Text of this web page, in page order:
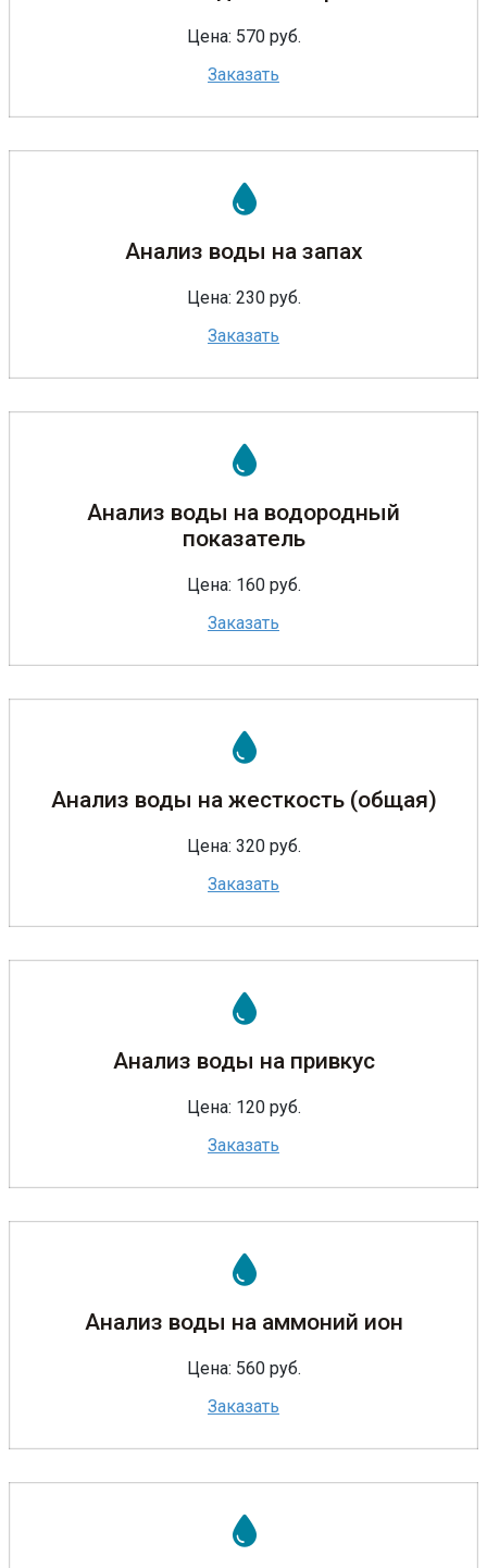
Цена: 570 руб.
Заказать
Анализ воды на запах
Цена: 230 руб.
Заказать
Анализ воды на водородный
показатель
Цена: 160 руб.
Заказать
Анализ воды на жесткость (общая)
Цена: 320 руб.
Заказать
Анализ воды на привкус
Цена: 120 руб.
Заказать
Анализ воды на аммоний ион
Цена: 560 руб.
Заказать